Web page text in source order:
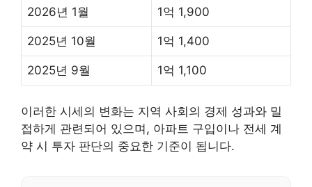
2026년 1월 1억 1,900
2025년 10월 1억 1,400
2025년 9월 1억 1,100
이러한 시세의 변화는 지역 사회의 경제 성과와 밀
접하게 관련되어 있으며, 아파트 구입이나 전세 계
약 시 투자 판단의 중요한 기준이 됩니다.